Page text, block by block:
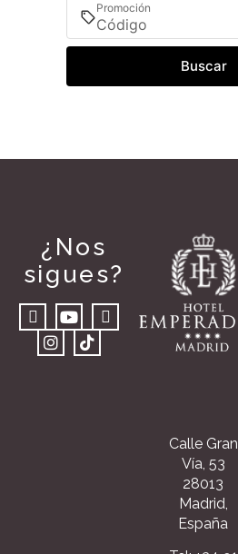
Promoción
Buscar
¿Nos
sigues?
Calle Gran
Vía, 53
28013
Madrid,
España